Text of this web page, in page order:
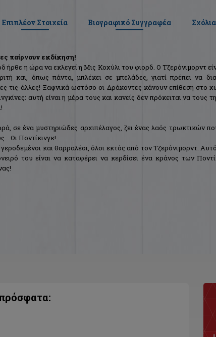
Επιπλέον Στοιχεία Βιογραφικό Συγγραφέα
παίρνουν εκδίκηση!
ήρθε η ώρα να εκλεγεί η Μις Κοχύλι του φιορδ. Ο Τζερόνιμορντ
και, όπως πάντα, μπλέκει σε μπελάδες, γιατί πρέπει να
τις άλλες! Ξαφνικά ωστόσο οι Δράκοντες κάνουν επίθεση στο
αυτή είναι η μέρα τους και κανείς δεν πρόκειται να τους
σε ένα μυστηριώδες αρχιπέλαγος, ζει ένας λαός τρωκτικών
Οι Ποντίκινγκ!
γεροδεμένοι και θαρραλέοι, όλοι εκτός από τον Τζερόνιμορντ.
του είναι να καταφέρει να κερδίσει ένα κράνος των